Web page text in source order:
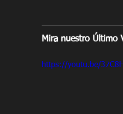
Mira nuestro Último
https://youtu.be/